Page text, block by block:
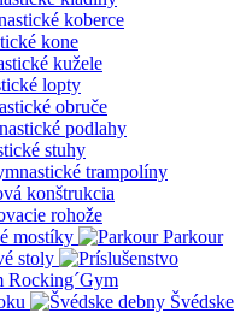
koberce
kone
kužele
lopty
obruče
podlahy
stuhy
trampolíny
konštrukcia
rohože
mostíky
Parkour
stoly
Rocking´Gym
Švédske